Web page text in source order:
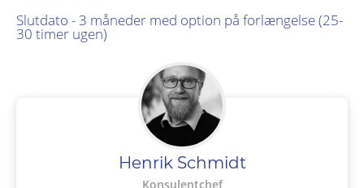
Slutdato - 3 måneder med option på forlængelse (25-
30 timer ugen)
Henrik Schmidt
Konsulentchef